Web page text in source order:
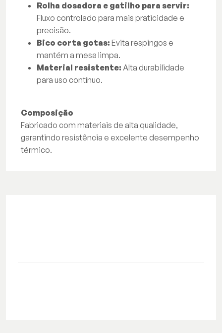
Rolha dosadora e gatilho para servir:
Fluxo controlado para mais praticidade e
precisão.
Bico corta gotas: Evita respingos e
mantém a mesa limpa.
Material resistente: Alta durabilidade
para uso contínuo.
Composição
Fabricado com materiais de alta qualidade,
garantindo resistência e excelente desempenho
térmico.